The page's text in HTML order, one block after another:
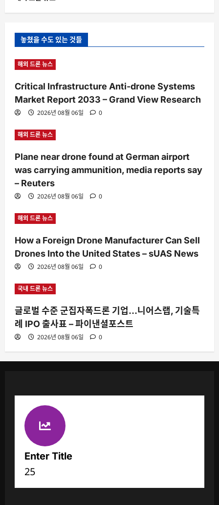
놓쳤을 수도 있는 것들
해외 드론 뉴스
Critical Infrastructure Anti-drone Systems
Market Report 2033 – Grand View Research
2026년 08월 06일 0
해외 드론 뉴스
Plane near drone found at German airport
was carrying ammunition, media reports say
– Reuters
2026년 08월 06일 0
해외 드론 뉴스
How a Foreign Drone Manufacturer Can Sell
Drones Into the United States – sUAS News
2026년 08월 06일 0
국내 드론 뉴스
글로벌 수준 군집자폭드론 기업…니어스랩, 기술특
례 IPO 출사표 – 파이낸셜포스트
2026년 08월 06일 0
Enter Title
25